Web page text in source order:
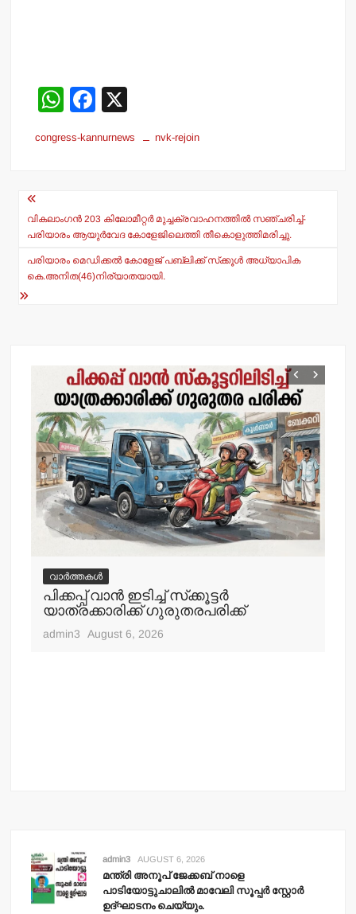
W
at
p
p
F
c
o
o
k
congress-kannurnews nvk-rejoin
Post
navigation
വികലാംഗന്‍ 203 കിലോമീറ്റര്‍ മുച്ചക്രവാഹനത്തില്‍ സഞ്ചരിച്ച്-
പരിയാരം ആയുര്‍വേദ കോളേജിലെത്തി തീകൊളുത്തിമരിച്ചു.
പരിയാരം മെഡിക്കല്‍ കോളേജ് പബ്ലിക്ക് സ്‌ക്കൂള്‍ അധ്യാപിക
കെ.അനിത(46)നിര്യാതയായി.
വാർത്തകൾ
പിക്കപ്പ് വാന്‍ ഇടിച്ച് സ്‌ക്കൂട്ടര്‍
യാത്രക്കാരിക്ക് ഗുരുതരപരിക്ക്
admin3 August 6, 2026
admin3 AUGUST 6, 2026
മന്ത്രി അനൂപ് ജേക്കബ് നാളെ
പാടിയോട്ടുചാലില്‍ മാവേലി സൂപ്പര്‍ സ്റ്റോര്‍
ഉദ്ഘാടനം ചെയ്യും.